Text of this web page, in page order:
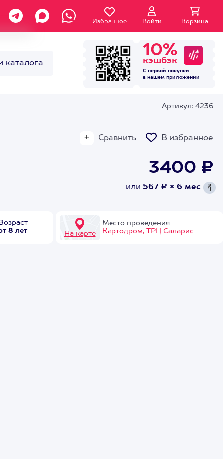
Избранное Войти Корзина
каталога
10%
кэшбэк
С первой покупки
в нашем приложении
Артикул: 4236
Сравнить В избранное
3400 ₽
или 567 ₽ × 6 мес
8 лет
На карте
Место проведения
Картодром, ТРЦ Саларис